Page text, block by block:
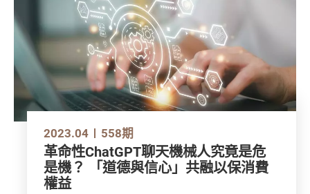
2023.04 558期
革命性ChatGPT聊天機械人究竟是危
是機？ 「道德與信心」共融以保消費
權益